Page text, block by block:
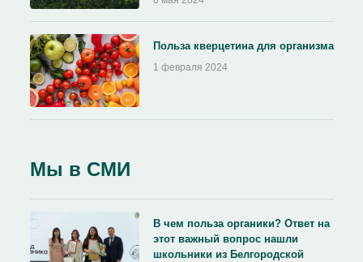
Польза кверцетина для организма
1 февраля 2024
Мы в СМИ
В чем польза органики? Ответ на
этот важный вопрос нашли
школьники из Белгородской